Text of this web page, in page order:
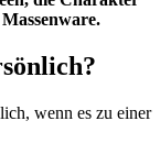
wenn es zu einer